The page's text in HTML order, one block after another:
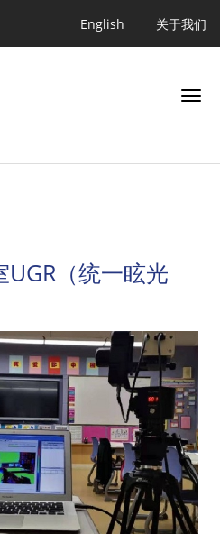
English 关于我们
（统一眩光